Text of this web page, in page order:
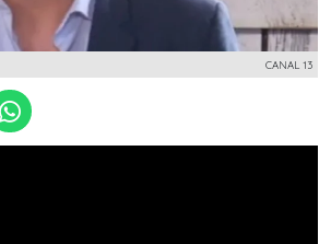
CANAL 13